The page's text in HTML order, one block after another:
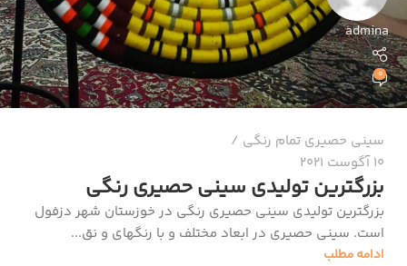
admina
0
سینی حصیری تمام رنگی
10 آگوست 2021
بزرگترین تولیدی سینی حصیری رنگی
بزرگترین تولیدی سینی حصیری رنگی در خوزستان شهر دزفول
است. سینی حصیری در ابعاد مختلف و با رنگهای و نق...
ادامه مطلب